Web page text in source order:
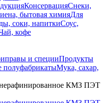
КонсервацияСнеки,
бытовая химияДля
соки, напиткиСоус,
кофе
и специиПродукты
полуфабрикатыМука, сахар,
нерафинированное КМЗ ПЭТ